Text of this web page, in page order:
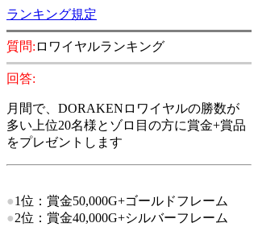
ランキング規定
質問: ロワイヤルランキング
回答:
月間で、DORAKENロワイヤルの勝数が
多い上位20名様とゾロ目の方に賞金+賞品
をプレゼントします
●1位：賞金50,000G+ゴールドフレーム
●2位：賞金40,000G+シルバーフレーム